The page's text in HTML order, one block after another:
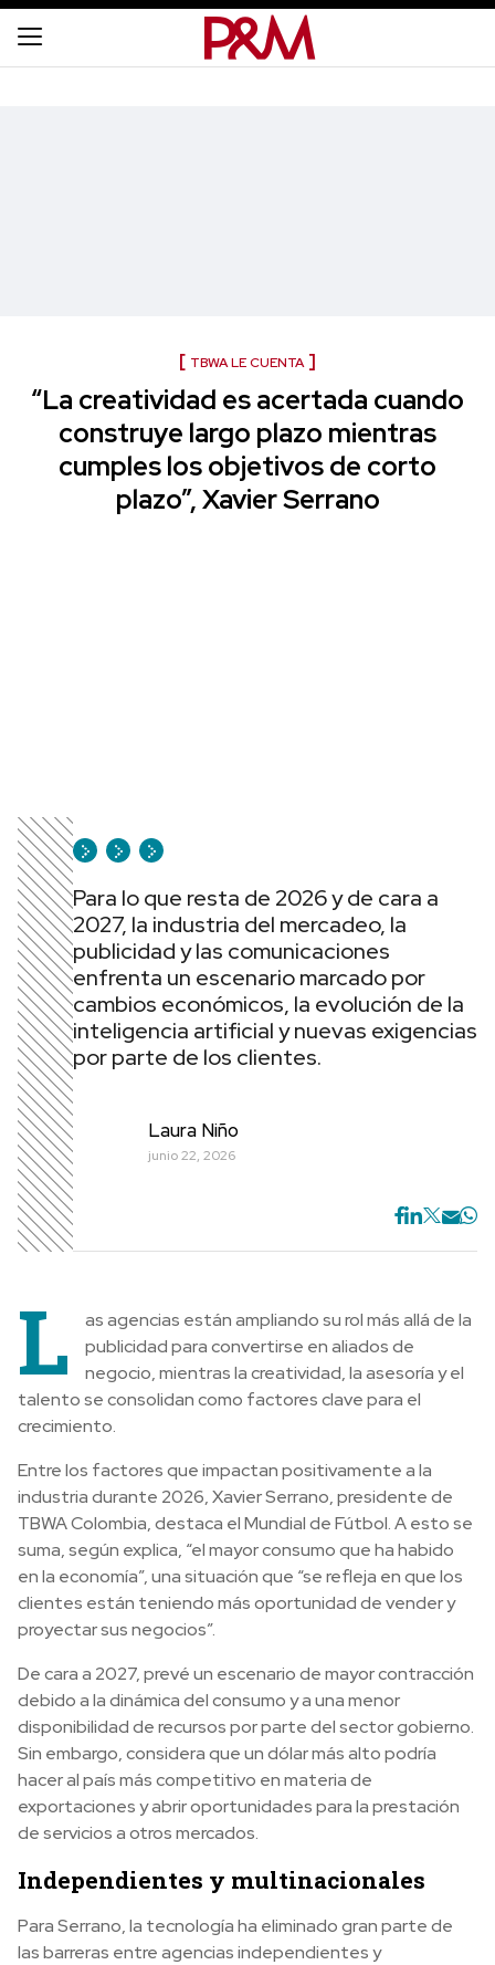
TBWA LE CUENTA
“La creatividad es acertada cuando
construye largo plazo mientras
cumples los objetivos de corto
plazo”, Xavier Serrano
Para lo que resta de 2026 y de cara a
2027, la industria del mercadeo, la
publicidad y las comunicaciones
enfrenta un escenario marcado por
cambios económicos, la evolución de la
inteligencia artificial y nuevas exigencias
por parte de los clientes.
Laura Niño
junio 22, 2026
L
as agencias están ampliando su rol más allá de la
publicidad para convertirse en aliados de
negocio, mientras la creatividad, la asesoría y el
talento se consolidan como factores clave para el
crecimiento.
Entre los factores que impactan positivamente a la
industria durante 2026, Xavier Serrano, presidente de
TBWA Colombia, destaca el Mundial de Fútbol. A esto se
suma, según explica, “el mayor consumo que ha habido
en la economía”, una situación que “se refleja en que los
clientes están teniendo más oportunidad de vender y
proyectar sus negocios”.
De cara a 2027, prevé un escenario de mayor contracción
debido a la dinámica del consumo y a una menor
disponibilidad de recursos por parte del sector gobierno.
Sin embargo, considera que un dólar más alto podría
hacer al país más competitivo en materia de
exportaciones y abrir oportunidades para la prestación
de servicios a otros mercados.
Independientes y multinacionales
Para Serrano, la tecnología ha eliminado gran parte de
las barreras entre agencias independientes y